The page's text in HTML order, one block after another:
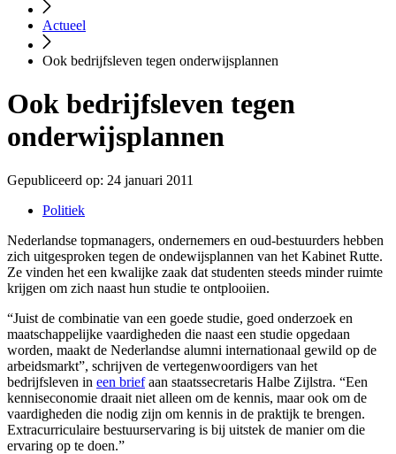
Actueel
Ook bedrijfsleven tegen onderwijsplannen
Ook bedrijfsleven tegen
onderwijsplannen
Gepubliceerd op: 24 januari 2011
Politiek
Nederlandse topmanagers, ondernemers en oud-bestuurders hebben
zich uitgesproken tegen de ondewijsplannen van het Kabinet Rutte.
Ze vinden het een kwalijke zaak dat studenten steeds minder ruimte
krijgen om zich naast hun studie te ontplooiien.
“Juist de combinatie van een goede studie, goed onderzoek en
maatschappelijke vaardigheden die naast een studie opgedaan
worden, maakt de Nederlandse alumni internationaal gewild op de
arbeidsmarkt”, schrijven de vertegenwoordigers van het
bedrijfsleven in een briefaan staatssecretaris Halbe Zijlstra. “Een
kenniseconomie draait niet alleen om de kennis, maar ook om de
vaardigheden die nodig zijn om kennis in de praktijk te brengen.
Extracurriculaire bestuurservaring is bij uitstek de manier om die
ervaring op te doen.”